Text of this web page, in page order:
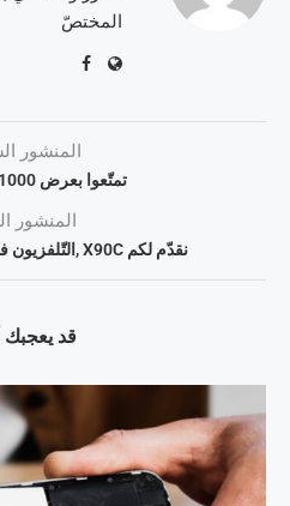
المختصّ
المنشور
تمتّعوا بعرض 1000 من أوريدو :
المنشور
نقدّم لكم X90C ,التّلفزيون فائق الرّقّة من سوني :
قد يعجبك